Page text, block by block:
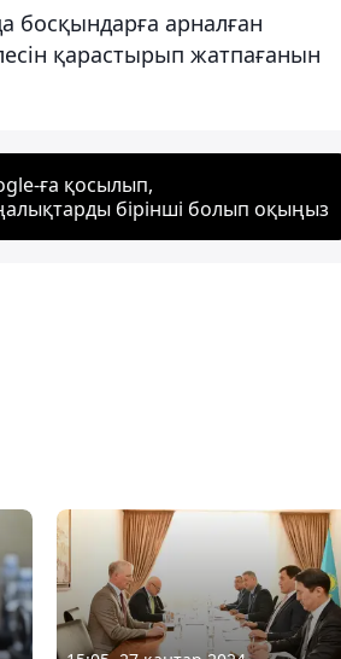
босқындарға арналған
қарастырып жатпағанын
ға қосылып,
бірінші болып оқыңыз